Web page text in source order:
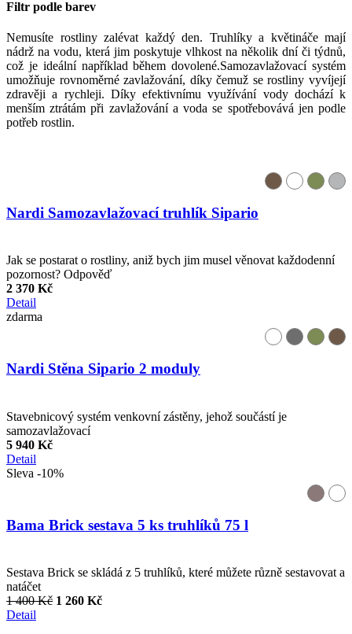
Filtr podle barev
Nemusíte rostliny zalévat každý den. Truhlíky a květináče mají
nádrž na vodu, která jim poskytuje vlhkost na několik dní či týdnů,
což je ideální například během dovolené.Samozavlažovací systém
umožňuje rovnoměrné zavlažování, díky čemuž se rostliny vyvíjejí
zdravěji a rychleji. Díky efektivnímu využívání vody dochází k
menším ztrátám při zavlažování a voda se spotřebovává jen podle
potřeb rostlin.
Nardi Samozavlažovací truhlík Sipario
Jak se postarat o rostliny, aniž bych jim musel věnovat každodenní
pozornost? Odpověď
2 370 Kč
Detail
zdarma
Nardi Stěna Sipario 2 moduly
Stavebnicový systém venkovní zástěny, jehož součástí je
samozavlažovací
5 940 Kč
Detail
Sleva -10%
Bama Brick sestava 5 ks truhlíků 75 l
Sestava Brick se skládá z 5 truhlíků, které můžete různě sestavovat a
natáčet
1 400 Kč 1 260 Kč
Detail